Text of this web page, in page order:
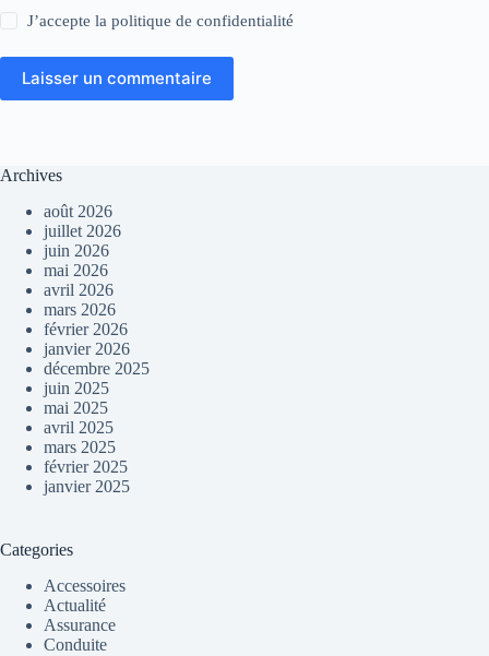
J’accepte lapolitique de confidentialité
Laisser un commentaire
Archives
août 2026
juillet 2026
juin 2026
mai 2026
avril 2026
mars 2026
février 2026
janvier 2026
décembre 2025
juin 2025
mai 2025
avril 2025
mars 2025
février 2025
janvier 2025
Categories
Accessoires
Actualité
Assurance
Conduite